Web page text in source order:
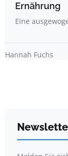
Ernährung
Eine
Hannah Fuchs